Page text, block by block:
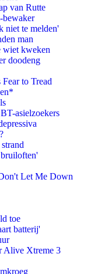
van Rutte
bewaker
niet te melden'
man
wiet kweken
doodeng
to Tread
asielzoekers
Let Me Down
toe
batterij'
Alive Xtreme 3